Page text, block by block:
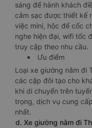
sáng để hành khách
cắm sạc được thiết kế
việc mini, hộc để cốc
nghe hiện đại, wifi tốc
truy cập theo nhu cầu.
Ưu điểm
Loại xe giường nằm đi
các cặp đôi tạo cho
khi di chuyển trên
trọng, dịch vụ cung
nhất.
d. Xe giường nằm đi